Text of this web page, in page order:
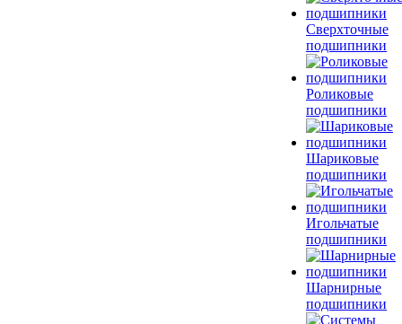
Сверхточные
подшипники
Роликовые
подшипники
Шариковые
подшипники
Игольчатые
подшипники
Шарнирные
подшипники